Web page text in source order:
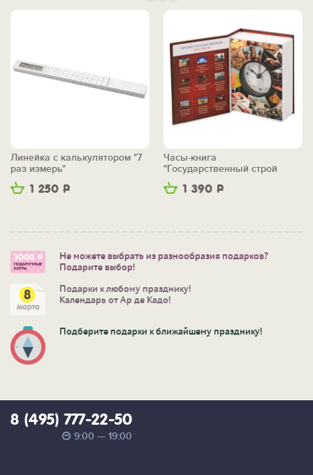
1 250 Р
Линейка с калькулятором "7
раз измерь"
1 390 Р
Часы-книга
"Государственный строй
России"
Не можете выбрать из разнообразия подарков?
Подарите выбор!
Подарки к любому празднику!
Календарь от Ар де Кадо!
Подберите подарки к ближайшему празднику!
8 (495) 777-22-50
9:00 — 19:00